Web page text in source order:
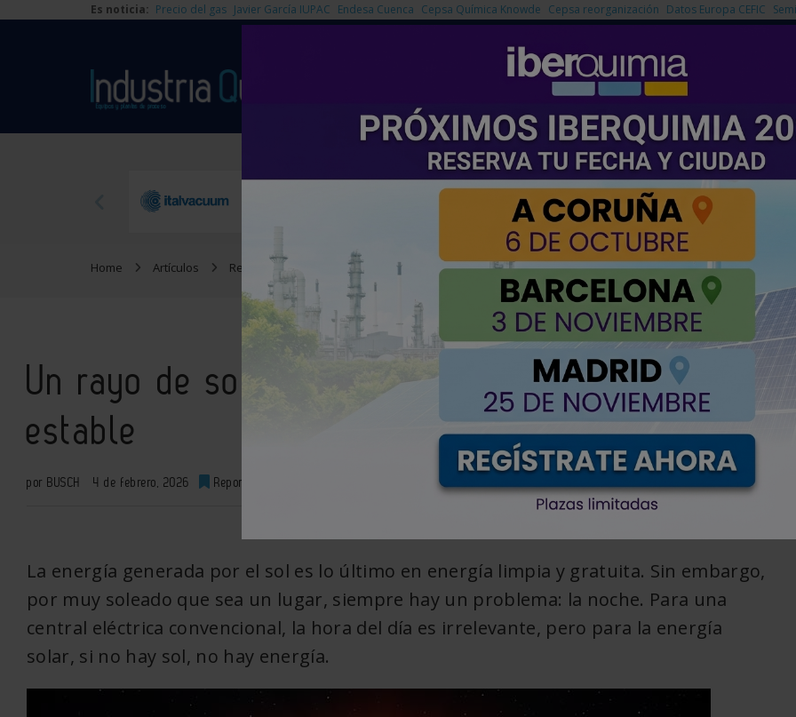
Es noticia: Precio del gas Javier García IUPAC Endesa Cuenca Cepsa Química Knowde Cepsa reorganización Datos Europa CEFIC
NOTICIAS PRODUCTOS
EMPRESAS PREMIUM
Home Artículos Reportajes Un rayo de sol fugaz: un suministro de energía estable
Un rayo de sol fugaz: un suministro de energía
estable
por BUSCH 4 de febrero, 2026 Reportajes
La energía generada por el sol es lo último en energía limpia y gratuita. Sin embargo,
por muy soleado que sea un lugar, siempre hay un problema: la noche. Para una
central eléctrica convencional, la hora del día es irrelevante, pero para la energía
solar, si no hay sol, no hay energía.